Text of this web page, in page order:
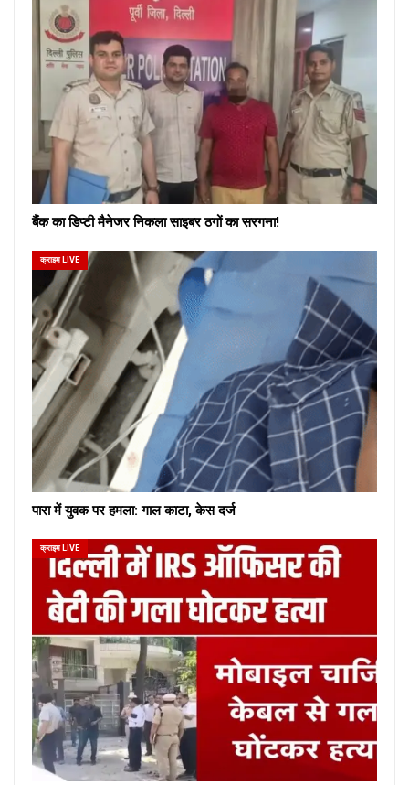
बैंक का डिप्टी मैनेजर निकला साइबर ठगों का सरगना!
क्राइम LIVE
पारा में युवक पर हमला: गाल काटा, केस दर्ज
क्राइम LIVE